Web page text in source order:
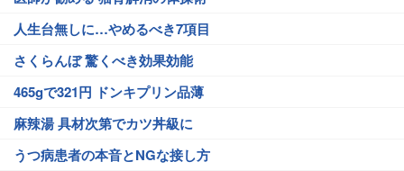
人生台無しに…やめるべき7項目
さくらんぼ 驚くべき効果効能
465gで321円 ドンキプリン品薄
麻辣湯 具材次第でカツ丼級に
うつ病患者の本音とNGな接し方